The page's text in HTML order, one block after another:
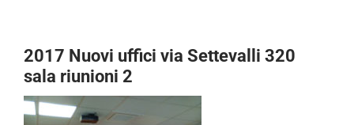
LAVORA CON NOI
CONTATTI
2017 Nuovi uffici via Settevalli 320
sala riunioni 2